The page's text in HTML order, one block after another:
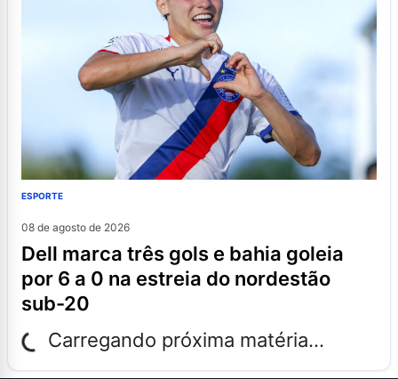
ESPORTE
08 de agosto de 2026
dell marca três gols e bahia goleia
por 6 a 0 na estreia do nordestão
sub-20
Carregando próxima matéria...